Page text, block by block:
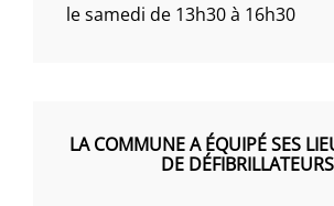
le samedi de 13h30 à 16h30
LA COMMUNE A ÉQUIPÉ SES
DE DÉFIBRILLATEURS